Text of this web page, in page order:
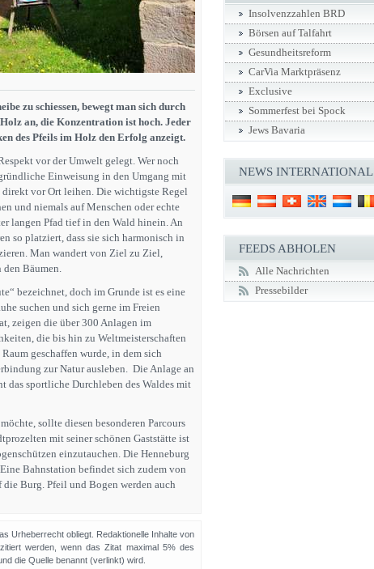
zu schiessen, bewegt man sich durch
an, die Konzentration ist hoch. Jeder
des Pfeils im Holz den Erfolg anzeigt.
vor der Umwelt gelegt. Wer noch
Einweisung in den Umgang mit
vor Ort leihen. Die wichtigste Regel
und niemals auf Menschen oder echte
langen Pfad tief in den Wald hinein. An
so platziert, dass sie sich harmonisch in
Man wandert von Ziel zu Ziel,
den Bäumen.
bezeichnet, doch im Grunde ist es eine
suchen und sich gerne im Freien
zeigen die über 300 Anlagen im
die bis hin zu Weltmeisterschaften
geschaffen wurde, in dem sich
zur Natur ausleben. Die Anlage an
das sportliche Durchleben des Waldes mit
sollte diesen besonderen Parcours
mit seiner schönen Gaststätte ist
einzutauchen. Die Henneburg
Bahnstation befindet sich zudem von
Burg. Pfeil und Bogen werden auch
Urheberrecht obliegt. Redaktionelle Inhalte von
werden, wenn das Zitat maximal 5% des
die Quelle benannt (verlinkt) wird.
Insolvenzzahlen BRD
Börsen auf Talfahrt
Gesundheitsreform
CarVia Marktpräsenz
Exclusive
Sommerfest bei Spock
Jews Bavaria
NEWS INTERNATIONAL
FEEDS ABHOLEN
Alle Nachrichten
Pressebilder